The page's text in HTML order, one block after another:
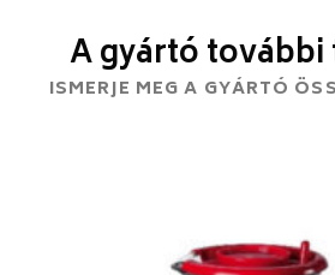
A gyártó
ISMERJE MEG A GYÁRTÓ